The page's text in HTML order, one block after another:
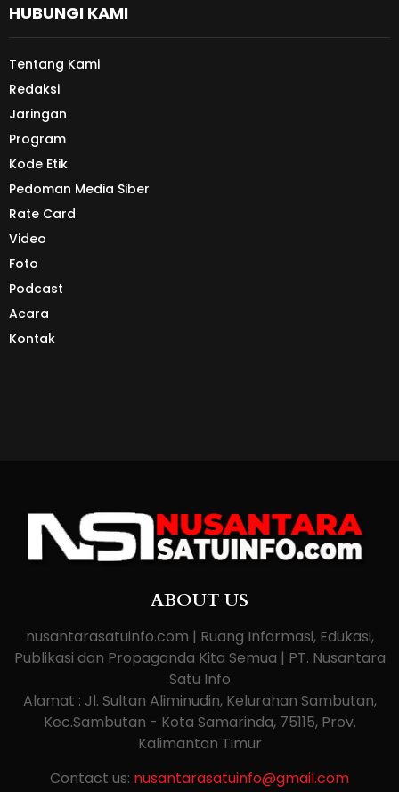
HUBUNGI KAMI
Tentang Kami
Redaksi
Jaringan
Program
Kode Etik
Pedoman Media Siber
Rate Card
Video
Foto
Podcast
Acara
Kontak
ABOUT US
nusantarasatuinfo.com | Ruang Informasi, Edukasi,
Publikasi dan Propaganda Kita Semua | PT. Nusantara
Satu Info
Alamat : Jl. Sultan Aliminudin, Kelurahan Sambutan,
Kec.Sambutan - Kota Samarinda, 75115, Prov.
Kalimantan Timur
Contact us: nusantarasatuinfo@gmail.com